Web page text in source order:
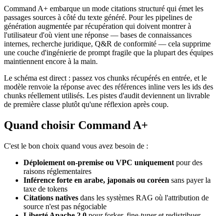
Command A+ embarque un mode citations structuré qui émet les
passages sources à côté du texte généré. Pour les pipelines de
génération augmentée par récupération qui doivent montrer à
l'utilisateur d'où vient une réponse — bases de connaissances
internes, recherche juridique, Q&R de conformité — cela supprime
une couche d'ingénierie de prompt fragile que la plupart des équipes
maintiennent encore à la main.
Le schéma est direct : passez vos chunks récupérés en entrée, et le
modèle renvoie la réponse avec des références inline vers les ids des
chunks réellement utilisés. Les pistes d'audit deviennent un livrable
de première classe plutôt qu'une réflexion après coup.
Quand choisir Command A+
C'est le bon choix quand vous avez besoin de :
Déploiement on-premise ou VPC uniquement pour des
raisons réglementaires
Inférence forte en arabe, japonais ou coréen sans payer la
taxe de tokens
Citations natives dans les systèmes RAG où l'attribution de
source n'est pas négociable